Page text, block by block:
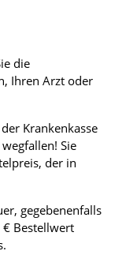
die
Ihren Arzt oder
Krankenkasse
Sie
der in
gegebenenfalls
€ Bestellwert